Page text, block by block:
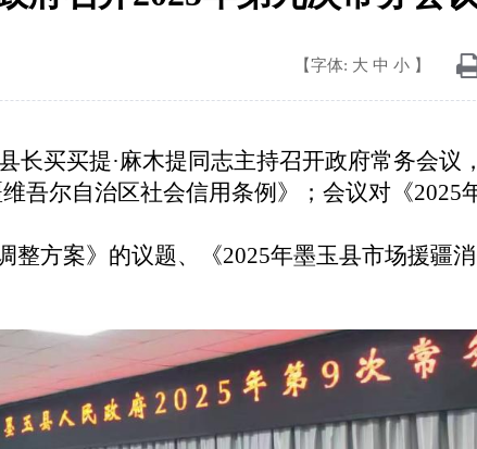
【字体: 大 中 小 】
长买买提·麻木提同志主持召开政府常务会议
吾尔自治区社会信用条例》；会议对《2025
整方案》的议题、 《2025年墨玉县市场援疆